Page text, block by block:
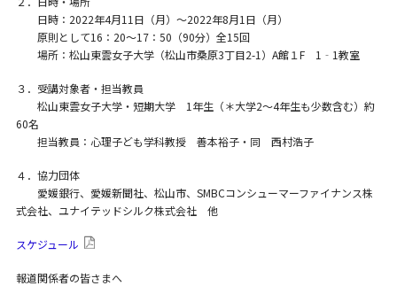
日時：2022年4月11日（月）～2022年8月1日（月）
原則として16：20～17：50（90分）全15回
場所：松山東雲女子大学（松山市桑原3丁目2-1）A館１F 1‐1教室
３．受講対象者・担当教員
松山東雲女子大学・短期大学 1年生（＊大学2～4年生も少数含む）約
60名
担当教員：心理子ども学科教授 善本裕子・同 西村浩子
４．協力団体
愛媛銀行、愛媛新聞社、松山市、SMBCコンシューマーファイナンス株
式会社、ユナイテッドシルク株式会社 他
スケジュール
報道関係者の皆さまへ